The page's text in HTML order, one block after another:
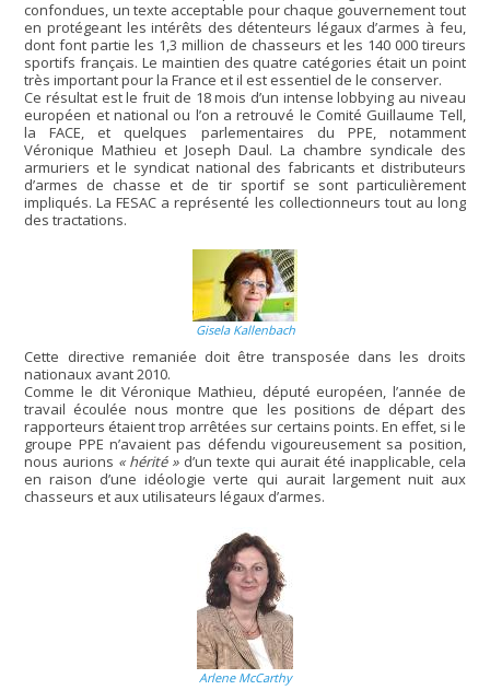
confondues, un texte acceptable pour chaque gouvernement tout
en protégeant les intérêts des détenteurs légaux d’armes à feu,
dont font partie les 1,3 million de chasseurs et les 140 000 tireurs
sportifs français. Le maintien des quatre catégories était un point
très important pour la France et il est essentiel de le conserver.
Ce résultat est le fruit de 18 mois d’un intense lobbying au niveau
européen et national ou l’on a retrouvé le Comité Guillaume Tell,
la FACE, et quelques parlementaires du PPE, notamment
Véronique Mathieu et Joseph Daul. La chambre syndicale des
armuriers et le syndicat national des fabricants et distributeurs
d’armes de chasse et de tir sportif se sont particulièrement
impliqués. La FESAC a représenté les collectionneurs tout au long
des tractations.
Gisela Kallenbach
Cette directive remaniée doit être transposée dans les droits
nationaux avant 2010.
Comme le dit Véronique Mathieu, député européen, l’année de
travail écoulée nous montre que les positions de départ des
rapporteurs étaient trop arrêtées sur certains points. En effet, si le
groupe PPE n’avaient pas défendu vigoureusement sa position,
nous aurions « hérité »d’un texte qui aurait été inapplicable, cela
en raison d’une idéologie verte qui aurait largement nuit aux
chasseurs et aux utilisateurs légaux d’armes.
Arlene McCarthy